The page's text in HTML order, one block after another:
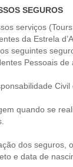
e Vilas Ribeirinhas
Sintra
SEGUROS
serviços
da Estrela
seguintes
Pessoais
quando se
dos seguros,
e data de